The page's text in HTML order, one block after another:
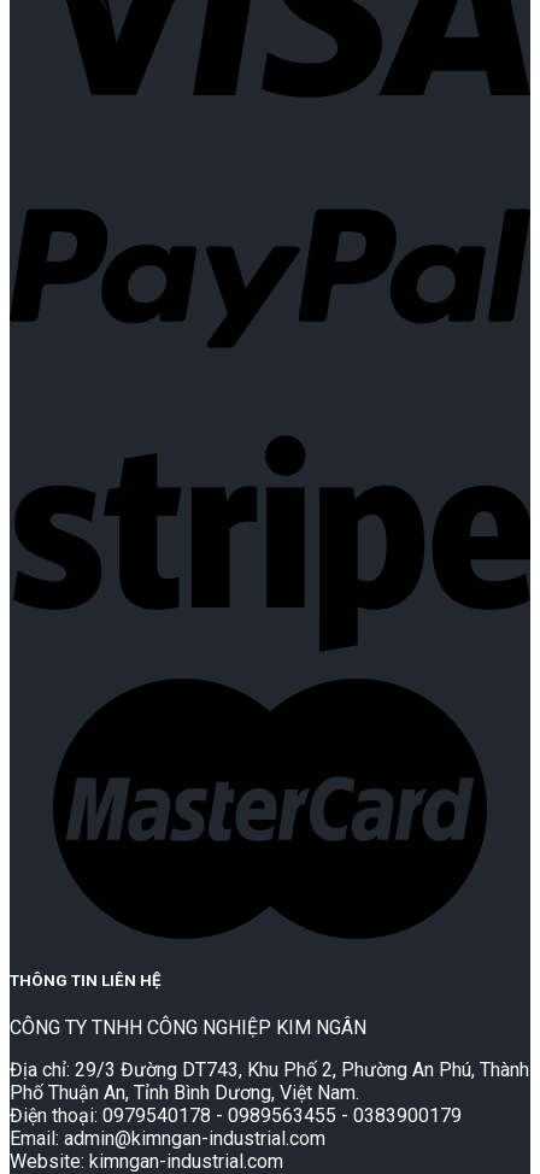
THÔNG TIN LIÊN HỆ
CÔNG TY TNHH CÔNG NGHIỆP KIM NGÂN
Địa chỉ: 29/3 Đường DT743, Khu Phố 2, Phường An Phú, Thành
Phố Thuận An, Tỉnh Bình Dương, Việt Nam.
Điện thoại: 0979540178 - 0989563455 - 0383900179
Email: admin@kimngan-industrial.com
Website: kimngan-industrial.com